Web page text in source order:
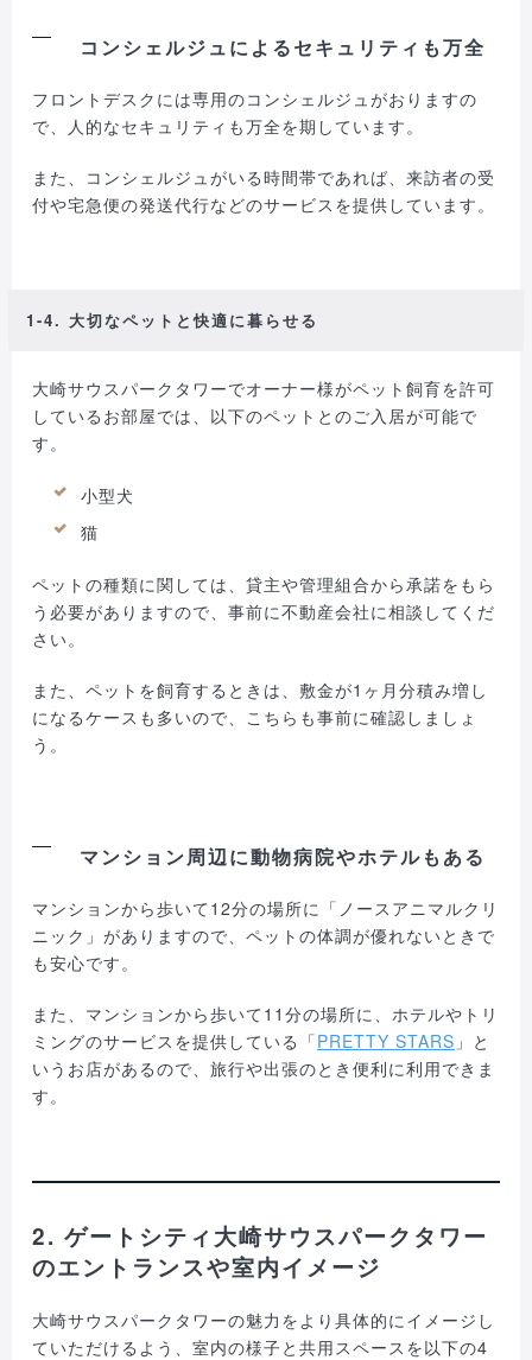
コンシェルジュによるセキュリティも万全
フロントデスクには専用のコンシェルジュがおりますの
で、人的なセキュリティも万全を期しています。
また、コンシェルジュがいる時間帯であれば、来訪者の受
付や宅急便の発送代行などのサービスを提供しています。
1-4. 大切なペットと快適に暮らせる
大崎サウスパークタワーでオーナー様がペット飼育を許可
しているお部屋では、以下のペットとのご入居が可能で
す。
小型犬
猫
ペットの種類に関しては、貸主や管理組合から承諾をもら
う必要がありますので、事前に不動産会社に相談してくだ
さい。
また、ペットを飼育するときは、敷金が1ヶ月分積み増し
になるケースも多いので、こちらも事前に確認しましょ
う。
マンション周辺に動物病院やホテルもある
マンションから歩いて12分の場所に「ノースアニマルクリ
ニック」がありますので、ペットの体調が優れないときで
も安心です。
また、マンションから歩いて11分の場所に、ホテルやトリ
ミングのサービスを提供している「PRETTY STARS 」と
いうお店があるので、旅行や出張のとき便利に利用できま
す。
2. ゲートシティ大崎サウスパークタワー
のエントランスや室内イメージ
大崎サウスパークタワーの魅力をより具体的にイメージし
ていただけるよう、室内の様子と共用スペースを以下の4